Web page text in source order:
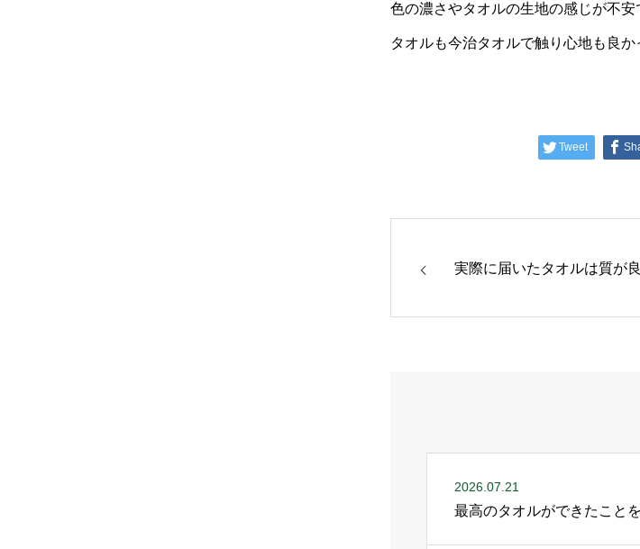
色の濃さやタオルの生地の感じが不
タオルも今治タオルで触り心地も良か
Tweet
実際に届いたタオルは質が
2026.07.21
最高のタオルができたこと